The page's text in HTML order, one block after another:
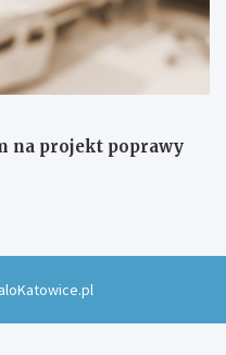
na projekt poprawy